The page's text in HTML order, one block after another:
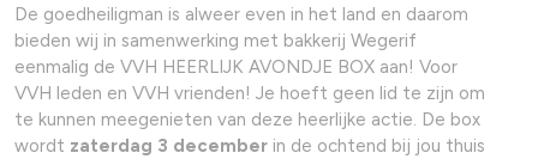
De goedheiligman is alweer even in het land en daarom
bieden wij in samenwerking met bakkerij Wegerif
eenmalig de VVH HEERLIJK AVONDJE BOX aan! Voor
VVH leden en VVH vrienden! Je hoeft geen lid te zijn om
te kunnen meegenieten van deze heerlijke actie. De box
wordt zaterdag 3 december in de ochtend bij jou thuis